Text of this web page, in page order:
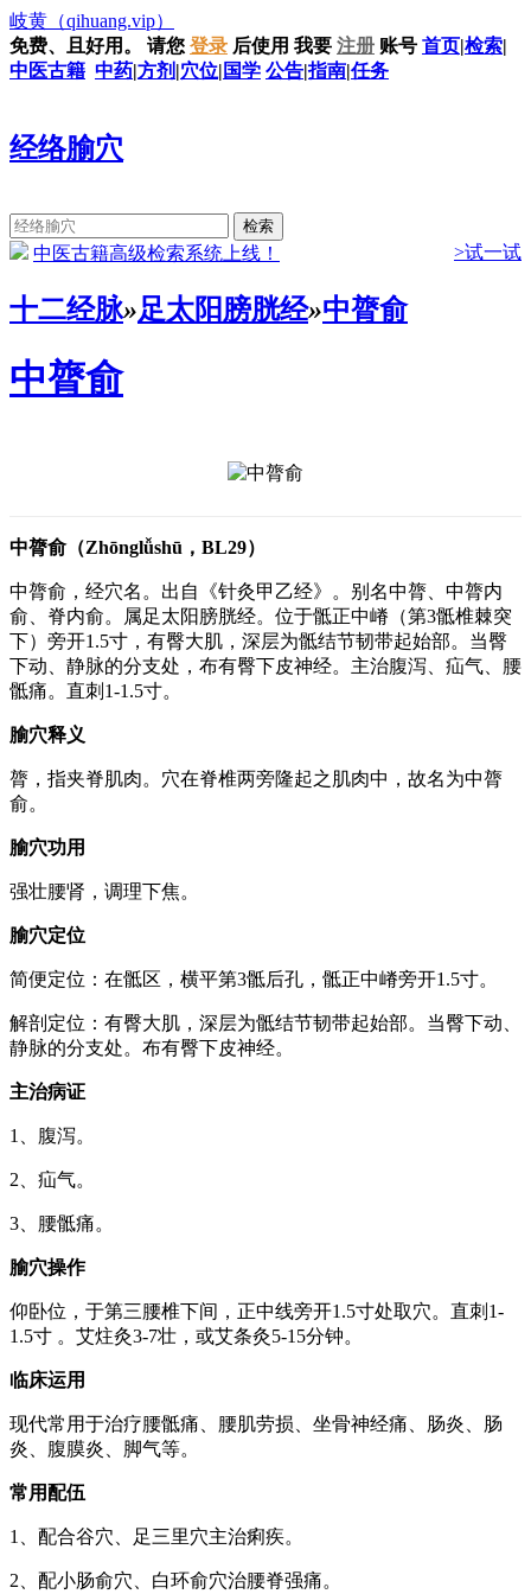
岐黄 （qihuang.vip）
免费、且好用。
请您 登录 后使用 我要 注册 账号 首页|检索|
中医古籍 中药|方剂 |穴位| 国学 公告|指南|任务
经络腧穴
中医古籍高级检索系统上线！ >试一试
十二经脉»足太阳膀胱经»中膂俞
中膂俞
中膂俞（Zhōnglǚshū，BL29）
中膂俞，经穴名。出自《针灸甲乙经》。别名中膂、中膂内
俞、脊内俞。属足太阳膀胱经。位于骶正中嵴（第3骶椎棘突
下）旁开1.5寸，有臀大肌，深层为骶结节韧带起始部。当臀
下动、静脉的分支处，布有臀下皮神经。主治腹泻、疝气、腰
骶痛。直刺1-1.5寸。
腧穴释义
膂，指夹脊肌肉。穴在脊椎两旁隆起之肌肉中，故名为中膂
俞。
腧穴功用
强壮腰肾，调理下焦。
腧穴定位
简便定位：在骶区，横平第3骶后孔，骶正中嵴旁开1.5寸。
解剖定位：有臀大肌，深层为骶结节韧带起始部。当臀下动、
静脉的分支处。布有臀下皮神经。
主治病证
1、腹泻。
2、疝气。
3、腰骶痛。
腧穴操作
仰卧位，于第三腰椎下间，正中线旁开1.5寸处取穴。直刺1-
1.5寸 。艾炷灸3-7壮，或艾条灸5-15分钟。
临床运用
现代常用于治疗腰骶痛、腰肌劳损、坐骨神经痛、肠炎、肠
炎、腹膜炎、脚气等。
常用配伍
1、配合谷穴、足三里穴主治痢疾。
2、配小肠俞穴、白环俞穴治腰脊强痛。